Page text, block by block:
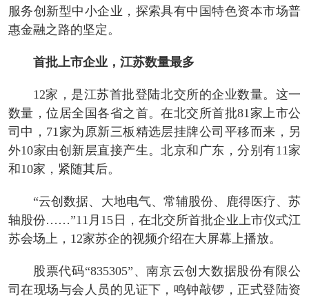
服务创新型中小企业，探索具有中国特色资本市场普
惠金融之路的坚定。
首批上市企业，江苏数量最多
12家，是江苏首批登陆北交所的企业数量。这一
数量，位居全国各省之首。在北交所首批81家上市公
司中，71家为原新三板精选层挂牌公司平移而来，另
外10家由创新层直接产生。北京和广东，分别有11家
和10家，紧随其后。
“云创数据、大地电气、常辅股份、鹿得医疗、苏
轴股份……”11月15日，在北交所首批企业上市仪式江
苏会场上，12家苏企的视频介绍在大屏幕上播放。
股票代码“835305”、南京云创大数据股份有限公
司在现场与会人员的见证下 ， 鸣钟敲锣 ， 正式登陆资